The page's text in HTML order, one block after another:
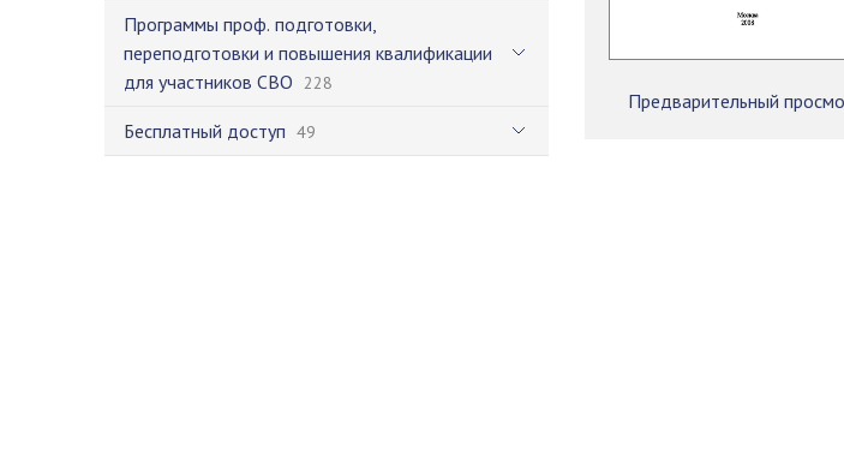
Программы проф. подготовки,
переподготовки и повышения квалификации
для участников СВО 228
Бесплатный доступ 49
Предварительный